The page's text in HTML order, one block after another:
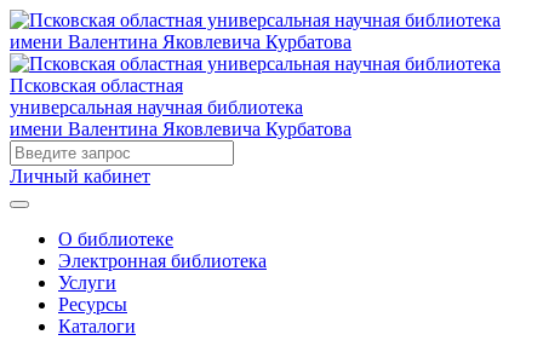
Псковская областная
универсальная научная библиотека
имени Валентина Яковлевича Курбатова
Личный кабинет
О библиотеке
Электронная библиотека
Услуги
Ресурсы
Каталоги